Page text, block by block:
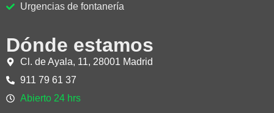
Urgencias de fontanería
Dónde estamos
Cl. de Ayala, 11, 28001 Madrid
911 79 61 37
Abierto 24 hrs